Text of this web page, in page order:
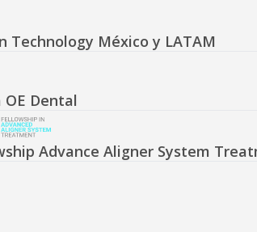
Technology México y LATAM
Dental
Advance Aligner System